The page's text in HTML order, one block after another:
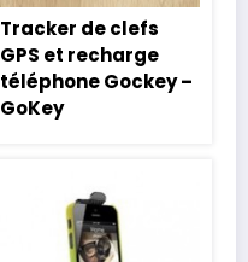
Tracker de clefs
GPS et recharge
téléphone Gockey –
GoKey